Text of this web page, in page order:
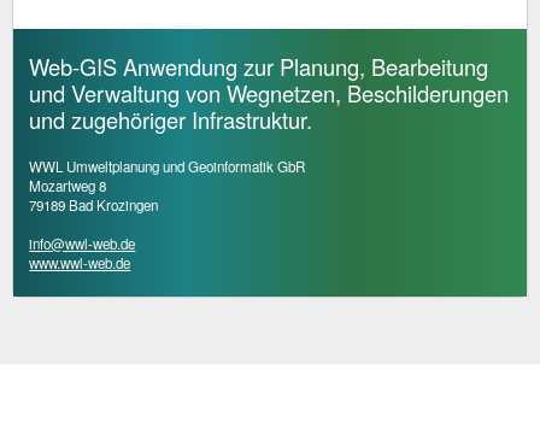
Web-GIS Anwendung zur Planung, Bearbeitung
und Verwaltung von Wegnetzen, Beschilderungen
und zugehöriger Infrastruktur.
WWL Umweltplanung und Geoinformatik GbR
Mozartweg 8
79189 Bad Krozingen
info@wwl-web.de
www.wwl-web.de